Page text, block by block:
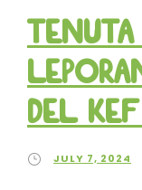
del
JULY 7, 2024